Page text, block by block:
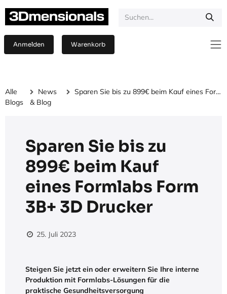
Anmelden Warenkorb
Alle
Blogs
News
& Blog
Sparen Sie bis zu 899€ beim Kauf eines Formlabs Form 3B+ 3D Drucker
Sparen Sie bis zu
899€ beim Kauf
eines Formlabs Form
3B+ 3D Drucker
25. Juli 2023
Steigen Sie jetzt ein oder erweitern Sie Ihre interne
Produktion mit Formlabs-Lösungen für die
praktische Gesundheitsversorgung